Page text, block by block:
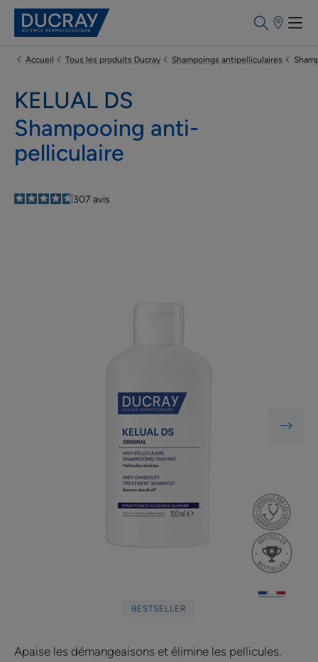
Points
vente
Accueil
Tous les produits Ducray Shampoings antipelliculaires
KELUAL DS
Shampooing anti-
pelliculaire
4.7
/5
307 avis
BESTSELLER
Apaise les démangeaisons et élimine les pellicules.